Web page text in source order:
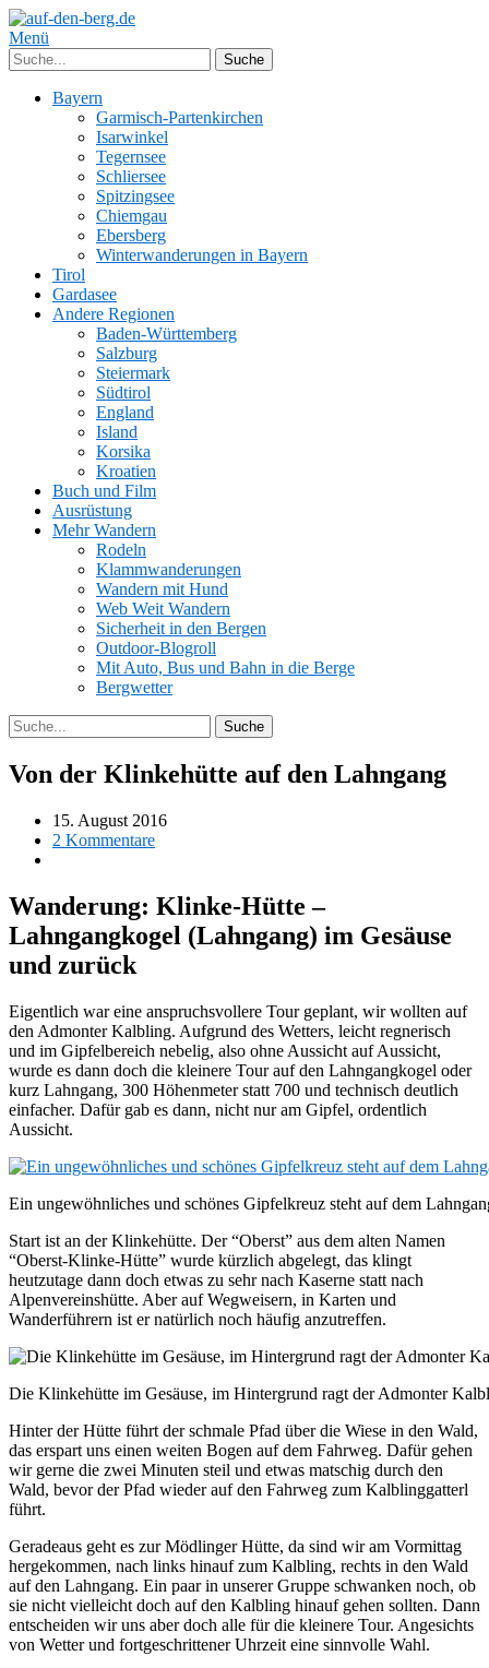
Menü
Bayern
Garmisch-Partenkirchen
Isarwinkel
Tegernsee
Schliersee
Spitzingsee
Chiemgau
Ebersberg
Winterwanderungen in Bayern
Tirol
Gardasee
Andere Regionen
Baden-Württemberg
Salzburg
Steiermark
Südtirol
England
Island
Korsika
Kroatien
Buch und Film
Ausrüstung
Mehr Wandern
Rodeln
Klammwanderungen
Wandern mit Hund
Web Weit Wandern
Sicherheit in den Bergen
Outdoor-Blogroll
Mit Auto, Bus und Bahn in die Berge
Bergwetter
Von der Klinkehütte auf den Lahngang
15. August 2016
2 Kommentare
Wanderung: Klinke-Hütte –
Lahngangkogel (Lahngang) im Gesäuse
und zurück
Eigentlich war eine anspruchsvollere Tour geplant, wir wollten auf
den Admonter Kalbling. Aufgrund des Wetters, leicht regnerisch
und im Gipfelbereich nebelig, also ohne Aussicht auf Aussicht,
wurde es dann doch die kleinere Tour auf den Lahngangkogel oder
kurz Lahngang, 300 Höhenmeter statt 700 und technisch deutlich
einfacher. Dafür gab es dann, nicht nur am Gipfel, ordentlich
Aussicht.
Ein ungewöhnliches und schönes Gipfelkreuz steht auf dem
Start ist an der Klinkehütte. Der “Oberst” aus dem alten Namen
“Oberst-Klinke-Hütte” wurde kürzlich abgelegt, das klingt
heutzutage dann doch etwas zu sehr nach Kaserne statt nach
Alpenvereinshütte. Aber auf Wegweisern, in Karten und
Wanderführern ist er natürlich noch häufig anzutreffen.
Die Klinkehütte im Gesäuse, im Hintergrund ragt der Admonter
Hinter der Hütte führt der schmale Pfad über die Wiese in den Wald,
das erspart uns einen weiten Bogen auf dem Fahrweg. Dafür gehen
wir gerne die zwei Minuten steil und etwas matschig durch den
Wald, bevor der Pfad wieder auf den Fahrweg zum Kalblinggatterl
führt.
Geradeaus geht es zur Mödlinger Hütte, da sind wir am Vormittag
hergekommen, nach links hinauf zum Kalbling, rechts in den Wald
auf den Lahngang. Ein paar in unserer Gruppe schwanken noch, ob
sie nicht vielleicht doch auf den Kalbling hinauf gehen sollten. Dann
entscheiden wir uns aber doch alle für die kleinere Tour. Angesichts
von Wetter und fortgeschrittener Uhrzeit eine sinnvolle Wahl.